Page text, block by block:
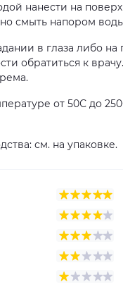
нанести на
смыть напором
в глаза либо
обратиться к
от 50С до
см. на упаковке.